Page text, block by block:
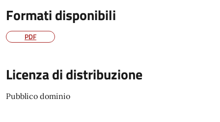
Formati disponibili
PDF
Licenza di distribuzione
Pubblico dominio